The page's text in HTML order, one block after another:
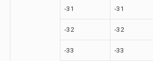
-31 -31
-32 -32
-33 -33